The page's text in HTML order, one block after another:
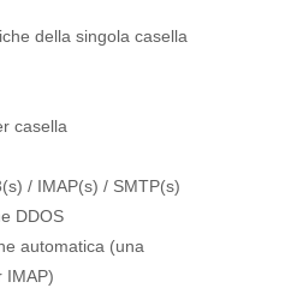
della singola casella
casella
/ IMAP(s) / SMTP(s)
DDOS
automatica (una
IMAP)